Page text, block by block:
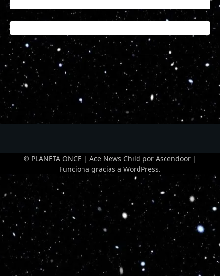
Fase Regular,
2025
11:00
1 Siguiente
© PLANETA ONCE | Ace News Child por Ascendoor |
Funciona gracias a WordPress.